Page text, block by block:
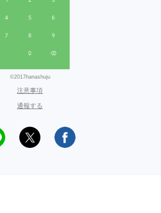
©2017hanashuju
注意事項
通報する